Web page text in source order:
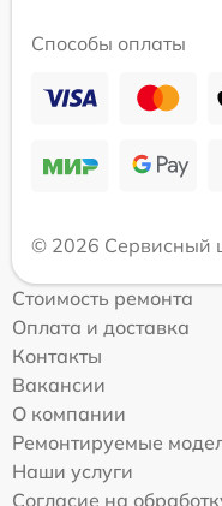
Способы оплаты
© 2026 Сервисный
Стоимость ремонта
Оплата и доставка
Контакты
Вакансии
О компании
Ремонтируемые
Наши услуги
Согласие на